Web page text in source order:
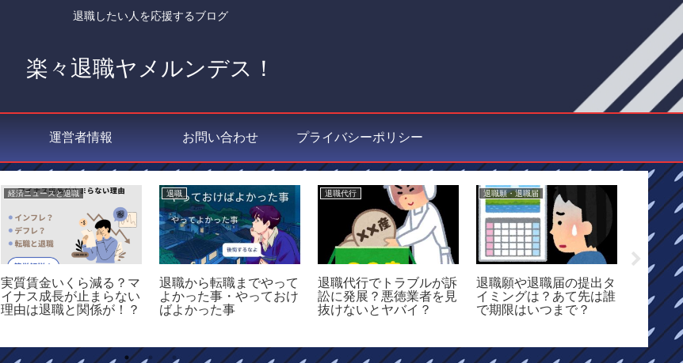
退職したい人を応援するブログ
楽々退職ヤメルンデス！
運営者情報 お問い合わせ プライバシーポリシー
経済ニュースと退職
実質賃金いくら減る？マ
イナス成長が止まらない
理由は退職と関係が！？
退職
退職から転職までやって
よかった事・やっておけ
ばよかった事
退職代行
退職代行でトラブルが訴
訟に発展？悪徳業者を見
抜けないとヤバイ？
退職願・退職届
退職願や退職届の提出タ
イミングは？あて先は誰
で期限はいつまで？
退職
退職時
いけな
NGワ